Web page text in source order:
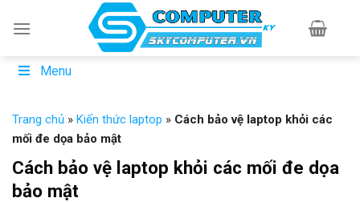
Menu
Trang chủ » Kiến thức laptop » Cách bảo vệ laptop khỏi các
mối đe dọa bảo mật
Cách bảo vệ laptop khỏi các mối đe dọa
bảo mật